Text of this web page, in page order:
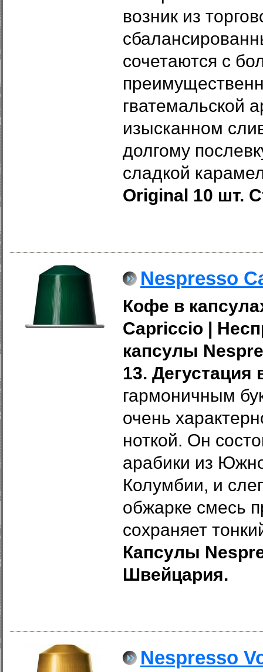
возник из
сочетаются с
гватемальской
изысканном
долгому
сладкой
Original 10 шт.
Nespresso
Кофе в
Capriccio
капсулы
13.
гармоничным
очень
ноткой. Он
арабики из
Колумбии, и
обжарке смесь
сохраняет
Капсулы
Швейцария.
Nespresso